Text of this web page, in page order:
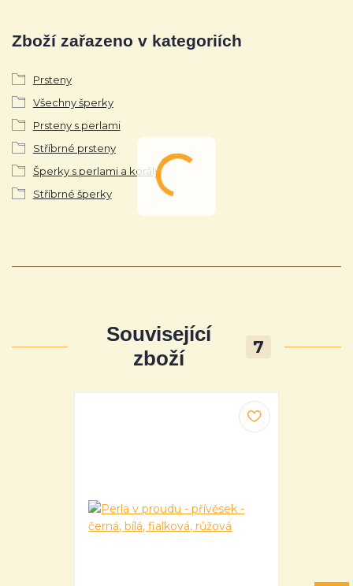
Zboží zařazeno v kategoriích
Prsteny
Všechny šperky
Prsteny s perlami
Stříbrné prsteny
Šperky s perlami a korály
Stříbrné šperky
Související
zboží
7